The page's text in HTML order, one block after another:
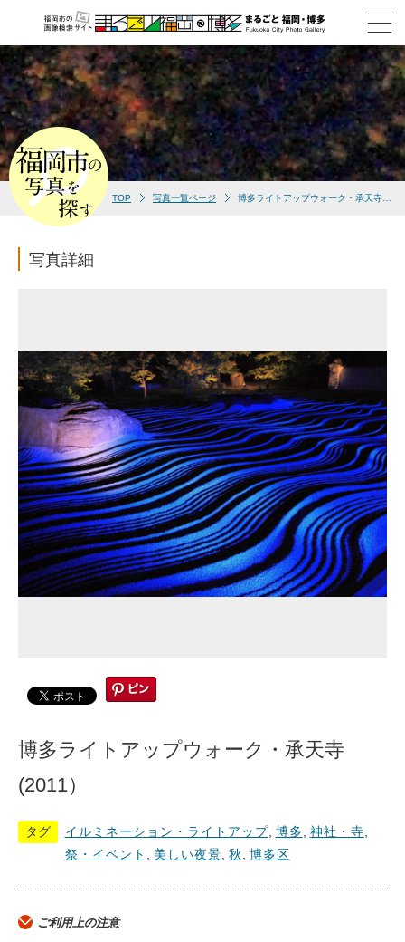
TOP 写真一覧ページ
写真詳細
博多ライトアップウォーク・承天寺
(2011）
タグ イルミネーション・ライトアップ, 博多 神社・寺
祭・イベント
美しい夜景 秋 博多区
ご利用上の注意